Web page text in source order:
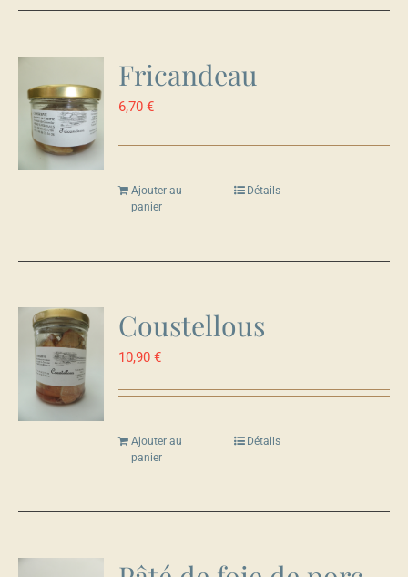
Fricandeau
6,70€
Ajouter au
panier
Détails
Coustellous
10,90€
Ajouter au
panier
Détails